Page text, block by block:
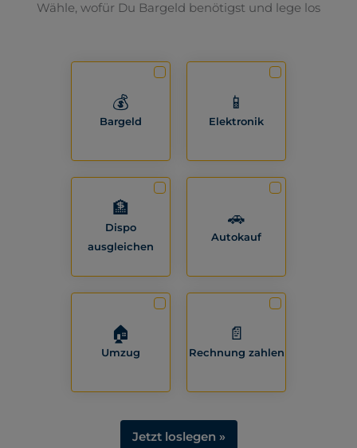
Wähle, wofür Du Bargeld benötigst und lege los
💰
Bargeld
📱
Elektronik
🏦
Dispo
ausgleichen
🚗
Autokauf
🏠
Umzug
📄
Rechnung zahlen
Jetzt loslegen »